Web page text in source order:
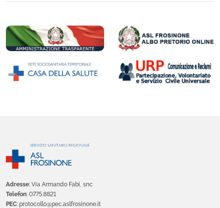
Adresse: Via Armando Fabi, snc
Telefon: 0775.8821
PEC: protocollo@pec.aslfrosinone.it